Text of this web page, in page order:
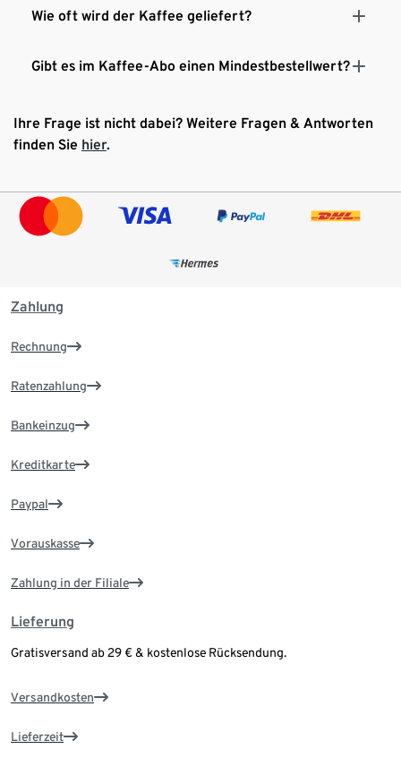
Wie oft wird der Kaffee geliefert?
Gibt es im Kaffee-Abo einen Mindestbestellwert?
Ihre Frage ist nicht dabei? Weitere Fragen & Antworten
finden Sie hier.
Zahlung
Rechnung
Ratenzahlung
Bankeinzug
Kreditkarte
Paypal
Vorauskasse
Zahlung in der Filiale
Lieferung
Gratisversand ab 29 € & kostenlose Rücksendung.
Versandkosten
Lieferzeit